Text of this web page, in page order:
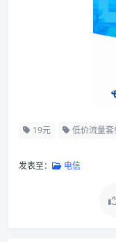
19元 低价流量套
发表至： 电信